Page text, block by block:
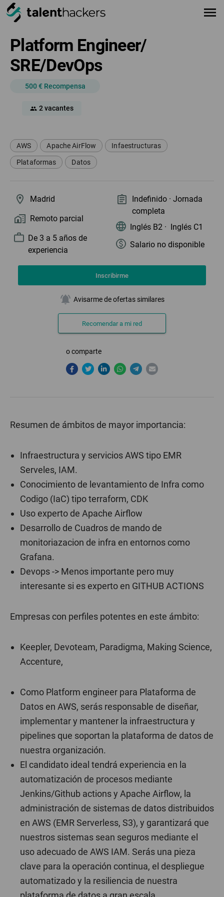
menu
Platform Engineer/
SRE/DevOps
500 € Recompensa
group 2 vacantes
AWS Apache AirFlow Infaestructuras
Plataformas Datos
Madrid
Remoto parcial
De 3 a 5 años de
experiencia
Indefinido · Jornada
completa
Inglés B2 · Inglés C1
Salario no disponible
Inscribirme
notifications_active Avisarme de ofertas similares
Recomendar a mi red
o comparte
Resumen de ámbitos de mayor importancia:
Infraestructura y servicios AWS tipo EMR
Serveles, IAM.
Conocimiento de levantamiento de Infra como
Codigo (IaC) tipo terraform, CDK
Uso experto de Apache Airflow
Desarrollo de Cuadros de mando de
monitoriazacion de infra en entornos como
Grafana.
Devops -> Menos importante pero muy
interesante si es experto en GITHUB ACTIONS
Empresas con perfiles potentes en este ámbito:
Keepler, Devoteam, Paradigma, Making Science,
Accenture,
Como Platform engineer para Plataforma de
Datos en AWS, serás responsable de diseñar,
implementar y mantener la infraestructura y
pipelines que soportan la plataforma de datos de
nuestra organización.
El candidato ideal tendrá experiencia en la
automatización de procesos mediante
Jenkins/Github actions y Apache Airflow, la
administración de sistemas de datos distribuidos
en AWS (EMR Serverless, S3), y garantizará que
nuestros sistemas sean seguros mediante el
uso adecuado de AWS IAM. Serás una pieza
clave para la operación continua, el despliegue
automatizado y la resiliencia de nuestra